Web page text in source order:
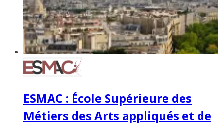
ESMAC : École Supérieure des
Métiers des Arts appliqués et de